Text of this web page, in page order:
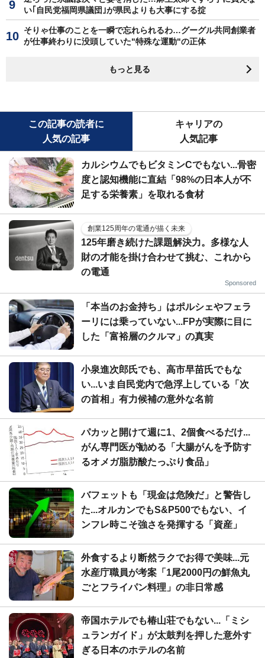
い｢自民党福岡県議団｣が県民よりも大事にする掟
そりゃ仕事のことを一瞬で忘れられるわ…グーグル共同創業者
が仕事終わりに没頭していた"特殊な運動"の正体
もっと見る
この記事の読者に
人気の記事
キャリアの
人気記事
カルシウムでもビタミンCでもない...骨密
度と認知機能に直結「98%の日本人が不
足する栄養素」を取れる食材
創業125周年の電通が描く未来
125年磨き続けた課題解決力。多様な人
財の才能を掛け合わせて挑む、これから
の電通
Sponsored
「本当のお金持ち」はポルシェやフェラ
ーリには乗っていない...FPが実際に目に
した「富裕層のクルマ」の真実
小泉進次郎氏でも、高市早苗氏でもな
い...いま自民党内で急浮上している「次
の首相」有力候補の意外な名前
パカッと開けて週に1、2個食べるだけ...
がん専門医が勧める「大腸がんを予防す
るオメガ脂肪酸たっぷり食品」
バフェットも「現金は危険だ」と警告し
た...オルカンでもS&P500でもない、イ
ンフレ時こそ強さを発揮する「資産」
外食するより断然ラクでお得で美味...元
水産庁職員が考案「1尾2000円の鮮魚丸
ごとフライパン料理」の非日常感
帝国ホテルでも椿山荘でもない...「ミシ
ュランガイド」が太鼓判を押した意外す
ぎる日本のホテルの名前